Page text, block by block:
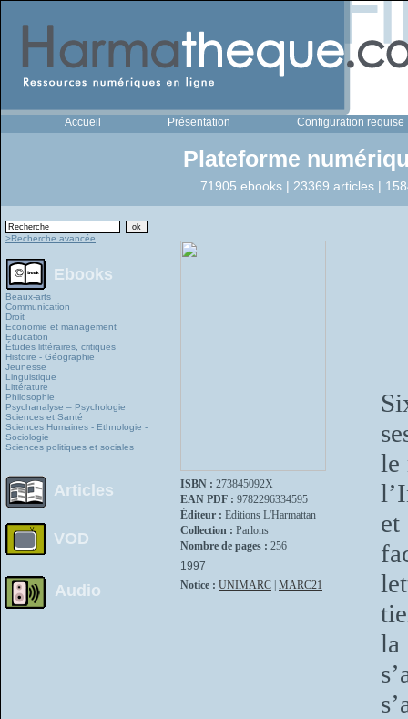
Accueil Présentation Configuration requise
Plateforme
71905 ebooks | 23369 articles |
>Recherche avancée
Ebooks
Beaux-arts
Communication
Droit
Economie et management
Education
Études littéraires, critiques
Histoire - Géographie
Jeunesse
Linguistique
Littérature
Philosophie
Psychanalyse – Psychologie
Sciences et Santé
Sciences Humaines - Ethnologie -
Sociologie
Sciences politiques et sociales
Articles
VOD
Audio
ISBN : 273845092X
EAN PDF : 9782296334595
Éditeur : Editions L'Harmattan
Collection : Parlons
Nombre de pages : 256
1997
Notice : UNIMARC MARC21
le
et
la